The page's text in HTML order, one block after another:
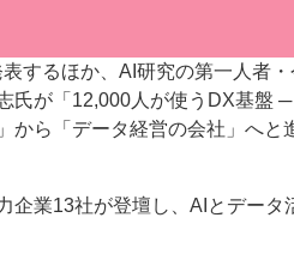
するほか、AI研究の第一人者
氏が「12,000人が使うDX基盤
ら「データ経営の会社」へと
企業13社が登壇し、AIとデータ